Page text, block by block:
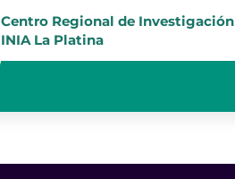
Centro Regional de Investigación
INIA La Platina